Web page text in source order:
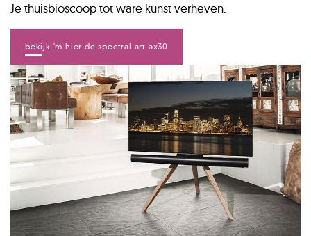
Je thuisbioscoop tot ware kunst verheven.
bekijk 'm hier de spectral art ax30